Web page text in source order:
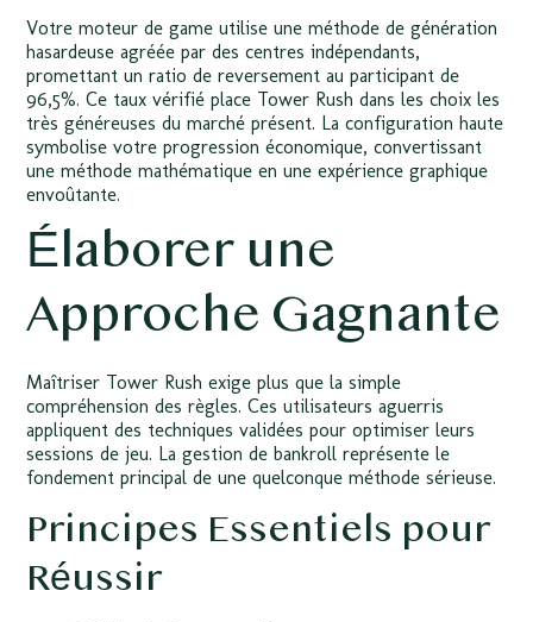
Votre moteur de game utilise une méthode de génération
hasardeuse agréée par des centres indépendants,
promettant un ratio de reversement au participant de
96,5%. Ce taux vérifié place Tower Rush dans les choix les
très généreuses du marché présent. La configuration haute
symbolise votre progression économique, convertissant
une méthode mathématique en une expérience graphique
envoûtante.
Élaborer une
Approche Gagnante
Maîtriser Tower Rush exige plus que la simple
compréhension des règles. Ces utilisateurs aguerris
appliquent des techniques validées pour optimiser leurs
sessions de jeu. La gestion de bankroll représente le
fondement principal de une quelconque méthode sérieuse.
Principes Essentiels pour
Réussir